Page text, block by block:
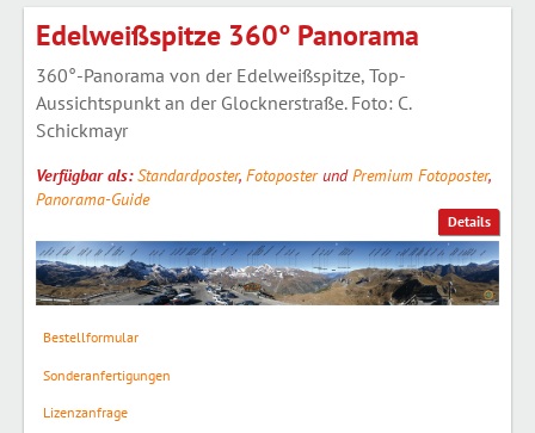
Details
Edelweißspitze 360° Panorama
360°-Panorama von der Edelweißspitze, Top-
Aussichtspunkt an der Glocknerstraße. Foto: C.
Schickmayr
Verfügbar als:Standardposter, FotoposterundPremium Fotoposter,
Panorama-Guide
Bestellformular
Sonderanfertigungen
Lizenzanfrage